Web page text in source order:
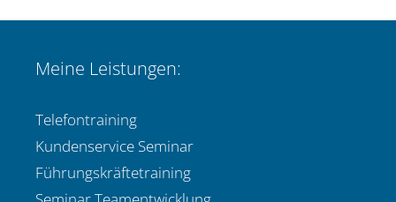
Meine Leistungen:
Telefontraining
Kundenservice Seminar
Führungskräftetraining